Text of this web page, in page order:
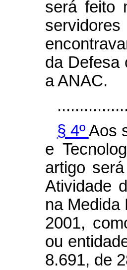
será feito
da Defesa
a ANAC.
§ 4ºAos
e
artigo
Atividade
na Medida
2001,
ou
8.691, de